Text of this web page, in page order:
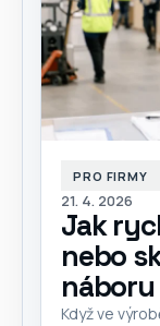
PRO FIRMY
21. 4. 2026
Jak
nebo
náboru
Když ve